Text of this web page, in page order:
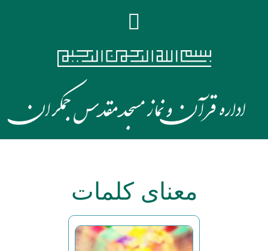
معنای کلمات